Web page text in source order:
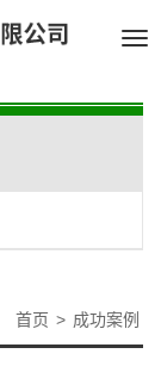
首页 > 成功案例